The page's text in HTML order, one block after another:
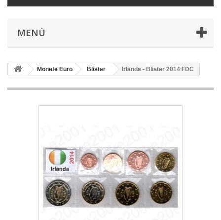
MENÙ
Monete Euro Blister Irlanda - Blister 2014 FDC